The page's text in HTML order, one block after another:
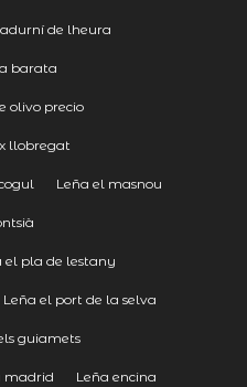
de lheura
barata
olivo precio
llobregat
Leña el masnou
el pla de lestany
Leña el port de la selva
guiamets
madrid Leña encina